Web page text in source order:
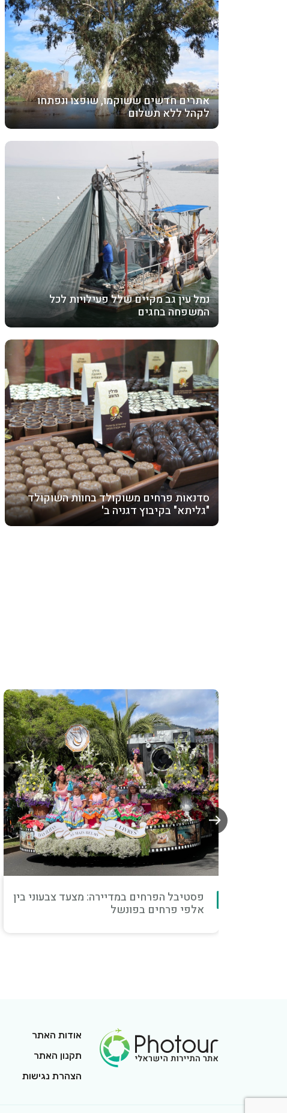
אתרים חדשים ששוקמו, שופצו ונפתחו
לקהל ללא תשלום
נמל עין גב מקיים שלל פעילויות לכל
המשפחה בחגים
סדנאות פרחים משוקולד בחוות השוקולד
"גליתא" בקיבוץ דגניה ב'
פסטיבל הפרחים במדיירה: מצעד צבעוני בין
אלפי פרחים בפונשל
Footer Logo
אודות האתר
תקנון האתר
הצהרת נגישות